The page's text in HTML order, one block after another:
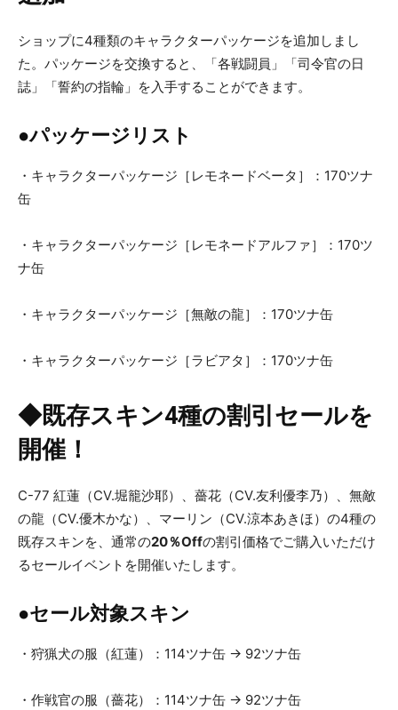
ショップに4種類のキャラクターパッケージを追加しまし
た。パッケージを交換すると、「各戦闘員」「司令官の日
誌」「誓約の指輪」を入手することができます。
●パッケージリスト
・キャラクターパッケージ［レモネードベータ］：170ツナ
缶
・キャラクターパッケージ［レモネードアルファ］：170ツ
ナ缶
・キャラクターパッケージ［無敵の龍］：170ツナ缶
・キャラクターパッケージ［ラビアタ］：170ツナ缶
◆既存スキン4種の割引セールを
開催！
C-77 紅蓮（CV.堀籠沙耶）、薔花（CV.友利優李乃）、無敵
の龍（CV.優木かな）、マーリン（CV.涼本あきほ）の4種の
既存スキンを、通常の20％Offの割引価格でご購入いただけ
るセールイベントを開催いたします。
●セール対象スキン
・狩猟犬の服（紅蓮）：114ツナ缶 → 92ツナ缶
・作戦官の服（薔花）：114ツナ缶 → 92ツナ缶